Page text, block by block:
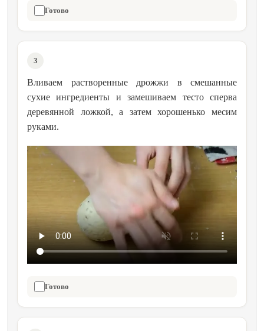
Готово
3
Вливаем растворенные дрожжи в смешанные
сухие ингредиенты и замешиваем тесто сперва
деревянной ложкой, а затем хорошенько месим
руками.
Готово